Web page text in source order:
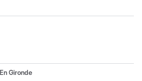
En Gironde